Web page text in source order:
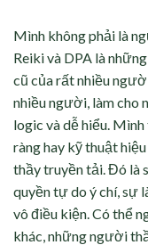
Mình không phải là
Reiki và DPA là
cũ của rất nhiều
nhiều người, làm cho
logic và dễ hiểu.
ràng hay kỹ thuật
thầy truyền tải. Đó là
quyền tự do ý chí, sự
vô điều kiện. Có thể
khác, những người